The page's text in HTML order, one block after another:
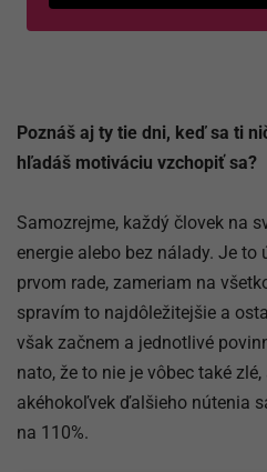
Poznáš aj ty tie dni, keď sa ti
hľadáš motiváciu vzchopiť sa?
Samozrejme, každý človek na
energie alebo bez nálady. Je to
prvom rade, zameriam na
spravím to najdôležitejšie a
však začnem a jednotlivé
nato, že to nie je vôbec také
akéhokoľvek ďalšieho nútenia
na 110%.